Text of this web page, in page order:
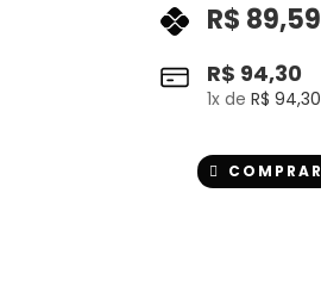
R$ 94,30
1x de R$ 94,30
R$ 89,59
COMPRAR